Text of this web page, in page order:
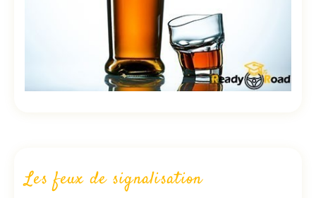
Les feux de signalisation